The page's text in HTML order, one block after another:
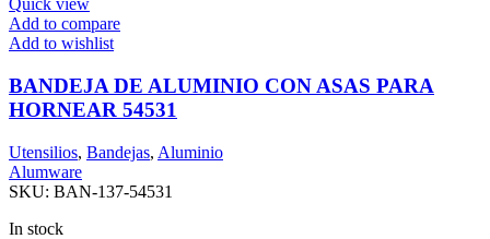
Quick view
Add to compare
Add to wishlist
BANDEJA DE ALUMINIO CON ASAS PARA
HORNEAR 54531
Utensilios, Bandejas, Aluminio
Alumware
SKU: BAN-137-54531
In stock